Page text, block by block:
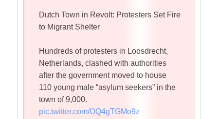
Dutch Town in Revolt: Protesters Set Fire
to Migrant Shelter
Hundreds of protesters in Loosdrecht,
Netherlands, clashed with authorities
after the government moved to house
110 young male “asylum seekers” in the
town of 9,000.
pic.twitter.com/OQ4gTGMo9z